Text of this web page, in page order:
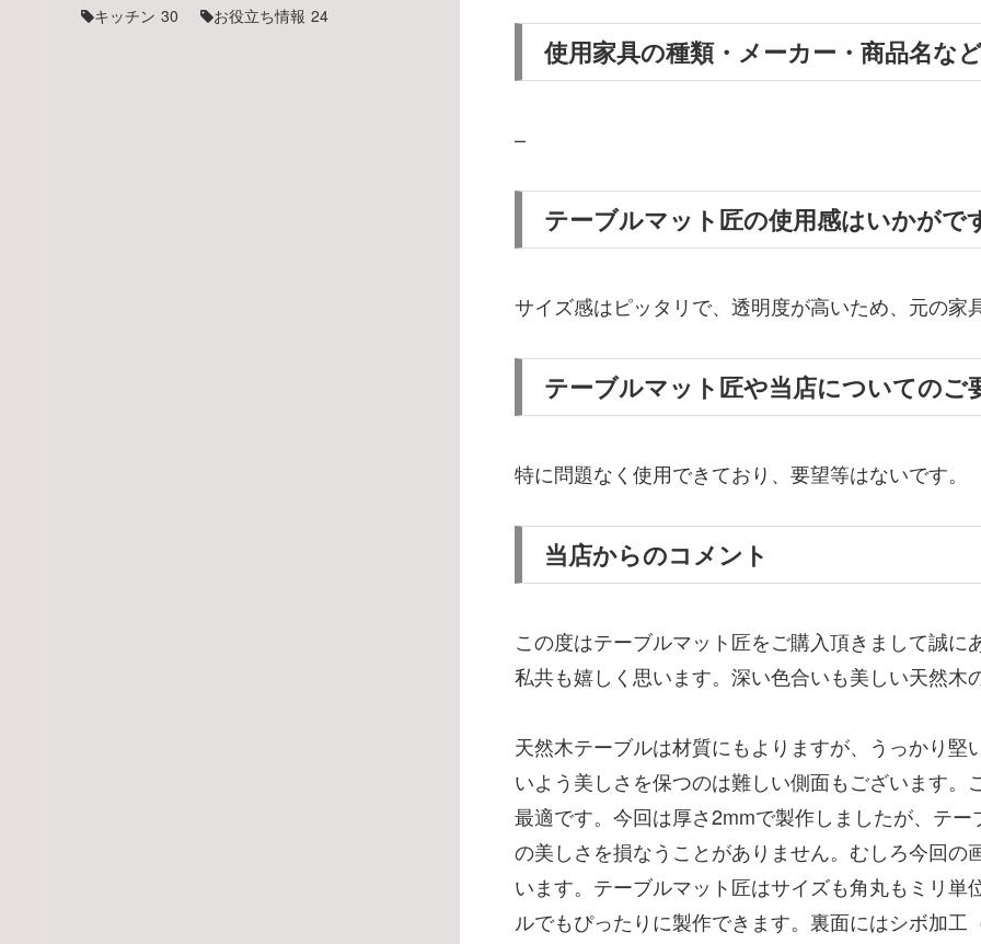
使用家具の種類・メーカー・商品名な
–
テーブルマット匠の使用感はいかがで
サイズ感はピッタリで、透明度が高いため、元の家
テーブルマット匠や当店についてのご
特に問題なく使用できており、要望等はないです。
当店からのコメント
この度はテーブルマット匠をご購入頂きまして誠
私共も嬉しく思います。深い色合いも美しい天然木
天然木テーブルは材質にもよりますが、うっかり
いよう美しさを保つのは難しい側面もございます
最適です。今回は厚さ2mmで製作しましたが、テ
の美しさを損なうことがありません。むしろ今回
います。テーブルマット匠はサイズも角丸もミリ
ルでもぴったりに製作できます。裏面にはシボ加
キッチン 30 お役立ち情報 24